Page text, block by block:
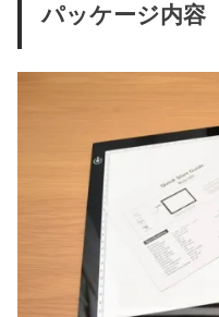
パッケージ内容